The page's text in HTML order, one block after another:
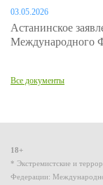
03.05.2026
Астанинское
Международного
Все документы
18+
* Экстремистские и
Федерации: